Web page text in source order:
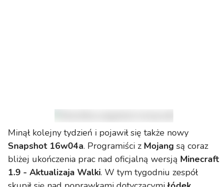
Minął kolejny tydzień i pojawił się także nowy
Snapshot 16w04a. Programiści z Mojang są coraz
bliżej ukończenia prac nad oficjalną wersją Minecraft
1.9 - Aktualizaja Walki. W tym tygodniu zespół